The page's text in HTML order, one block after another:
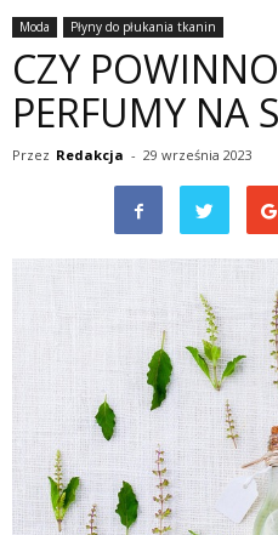
Moda Płyny do płukania tkanin
CZY
PERFUMY NA
Przez Redakcja - 29 września 2023